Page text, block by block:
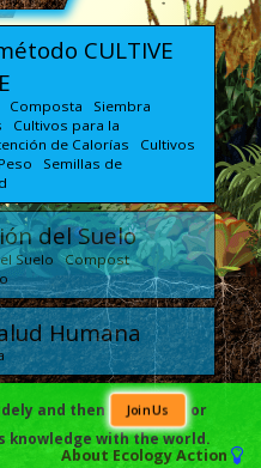
CULTIVE
Composta Siembra
Cultivos para la
de Calorías Cultivos
Semillas de
del Suelo
Suelo Compost
Humana
Economía y
Escalabilidad
and then Join Us
or
knowledge with the world.
About Ecology Action